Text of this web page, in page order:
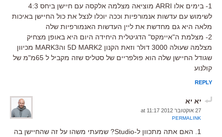
1- בימים אלו ARRI מוציאה מצלמה אלקסה עם חיישן ביחס 4:3
לשימוש עם עדשות אנמורפיות וככה יוכלו לנצל את כול החיישן באיכות
מלאה היא גם מחדשת את ליין העדשות האנמורפיות שלה
2- מצלמת ה"איימקס" הדגיטלית היחידה היום היא באופן מצחיק
מצלמה שעולה 3000 דולר וזאת הקנון 5D MARK2 והMARK3 מכיוון
שגודל החיישן שלה הוא פולפריים של סטליס שזה מקביל ל 65מ"מ של
קולנוע
REPLY
יא יא
27 אוקטובר 2012 at 11:17
PERMALINK
1. האם אתה מתכוון ל-Studio? שמעתי משהו על זה שהחיישן בה